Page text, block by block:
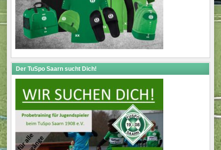
Der TuSpo Saarn sucht Dich!